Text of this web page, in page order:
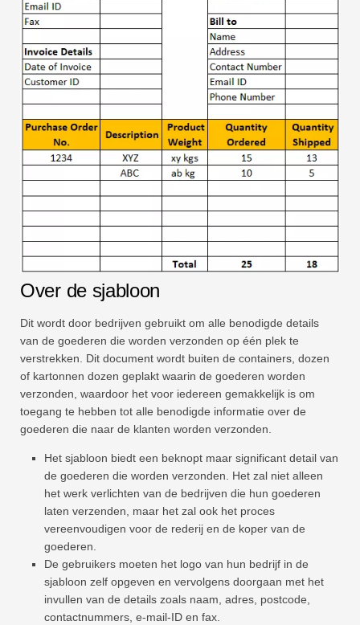
Over de sjabloon
Dit wordt door bedrijven gebruikt om alle benodigde details
van de goederen die worden verzonden op één plek te
verstrekken. Dit document wordt buiten de containers, dozen
of kartonnen dozen geplakt waarin de goederen worden
verzonden, waardoor het voor iedereen gemakkelijk is om
toegang te hebben tot alle benodigde informatie over de
goederen die naar de klanten worden verzonden.
Het sjabloon biedt een beknopt maar significant detail van
de goederen die worden verzonden. Het zal niet alleen
het werk verlichten van de bedrijven die hun goederen
laten verzenden, maar het zal ook het proces
vereenvoudigen voor de rederij en de koper van de
goederen.
De gebruikers moeten het logo van hun bedrijf in de
sjabloon zelf opgeven en vervolgens doorgaan met het
invullen van de details zoals naam, adres, postcode,
contactnummers, e-mail-ID en fax.